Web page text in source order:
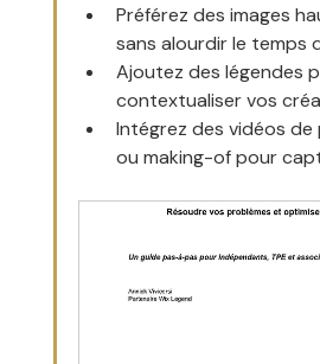
Préférez des images
sans alourdir le temps
Ajoutez des légendes
contextualiser vos
Intégrez des vidéos
ou making-of pour